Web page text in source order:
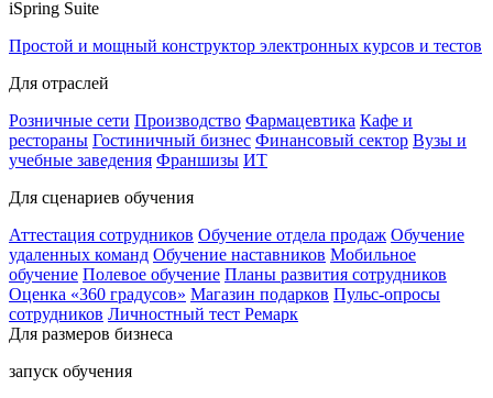
iSpring Suite
Простой и мощный конструктор электронных курсов и тестов
Для отраслей
Розничные сети Производство Фармацевтика Кафе и
рестораны Гостиничный бизнес Финансовый сектор Вузы и
учебные заведения Франшизы ИТ
Для сценариев обучения
Аттестация сотрудников Обучение отдела продаж Обучение
удаленных команд Обучение наставников Мобильное
обучение Полевое обучение Планы развития сотрудников
Оценка «360 градусов» Магазин подарков Пульс-опросы
сотрудников Личностный тест Ремарк
Для размеров бизнеса
запуск обучения